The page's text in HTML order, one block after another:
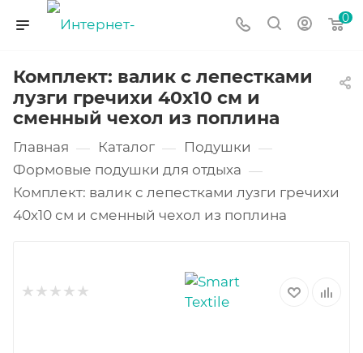
0
Комплект: валик с лепестками
лузги гречихи 40х10 см и
сменный чехол из поплина
Главная — Каталог — Подушки —
Формовые подушки для отдыха —
Комплект: валик с лепестками лузги гречихи
40х10 см и сменный чехол из поплина